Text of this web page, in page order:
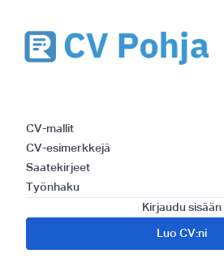
CV-mallit
CV-esimerkkejä
Saatekirjeet
Työnhaku
Kirjaudu sisään
Luo CV:ni
Kuorma-
- kuinka
erinomainen